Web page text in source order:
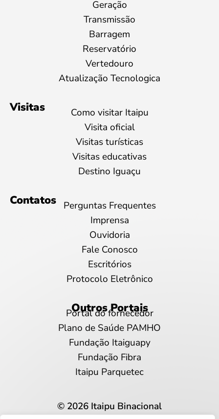
Geração
Transmissão
Barragem
Reservatório
Vertedouro
Atualização Tecnologica
Visitas
Como visitar Itaipu
Visita oficial
Visitas turísticas
Visitas educativas
Destino Iguaçu
Contatos
Perguntas Frequentes
Imprensa
Ouvidoria
Fale Conosco
Escritórios
Protocolo Eletrônico
Outros Portais
Portal do fornecedor
Plano de Saúde PAMHO
Fundação Itaiguapy
Fundação Fibra
Itaipu Parquetec
© 2026 Itaipu Binacional